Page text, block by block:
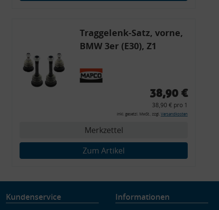
Traggelenk-Satz, vorne,
BMW 3er (E30), Z1
38,90 €
38,90 € pro 1
inkl. gesetzl. MwSt., zzgl. Versandkosten
Merkzettel
Zum Artikel
Kundenservice Informationen